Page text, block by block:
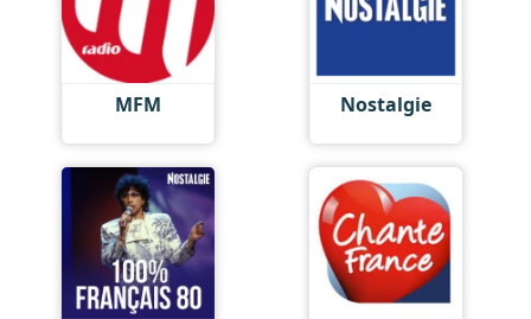
MFM Nostalgie